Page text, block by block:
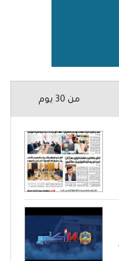
من 30 يوم